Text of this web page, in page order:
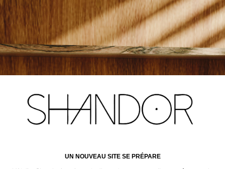
UN NOUVEAU SITE SE PRÉPARE